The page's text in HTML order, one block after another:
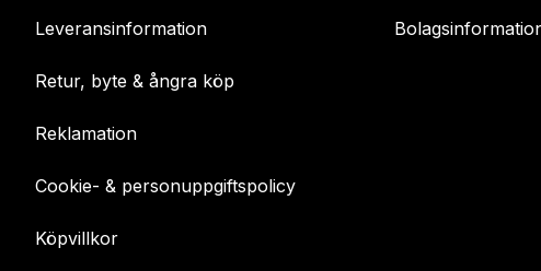
Leveransinformation
Retur, byte & ångra köp
Reklamation
Cookie- & personuppgiftspolicy
Köpvillkor